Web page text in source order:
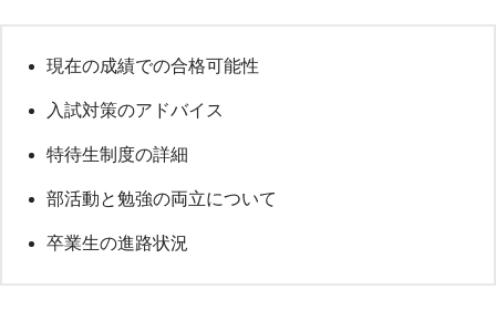
現在の成績での合格可能性
入試対策のアドバイス
特待生制度の詳細
部活動と勉強の両立について
卒業生の進路状況